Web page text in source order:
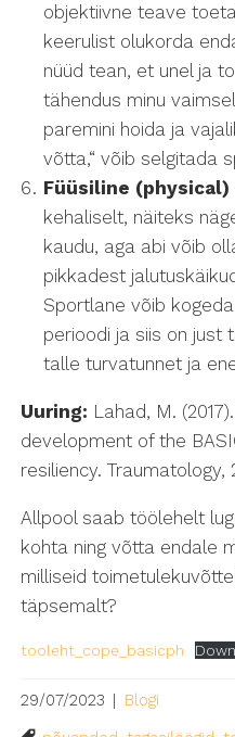
objektiivne teave
keerulist olukorda
nüüd tean, et unel ja
tähendus minu
paremini hoida ja
võtta,“ võib selgitada
Füüsiline (physical)
kehaliselt, näiteks
kaudu, aga abi võib
pikkadest
Sportlane võib
perioodi ja siis on just
talle turvatunnet ja
Uuring: Lahad, M.
development of the
resiliency. Traumatology,
Allpool saab töölehelt
kohta ning võtta endale
milliseid
täpsemalt?
tooleht_cope_basicph
29/07/2023 | Blogi